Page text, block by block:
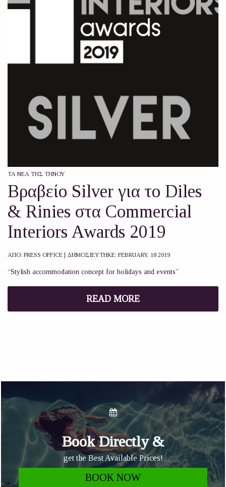
ΤΑ ΝΈΑ ΤΗΣ ΤΉΝΟΥ
Βραβείο Silver για το Diles
& Rinies στα Commercial
Interiors Awards 2019
ΑΠΟ: PRESS OFFICE | ΔΗΜΟΣΙΕΥΤΗΚΕ: FEBRUARY, 18 2019
“Stylish accommodation concept for holidays and events”
READ MORE
Book Directly &
get the Best Available Prices!
BOOK NOW